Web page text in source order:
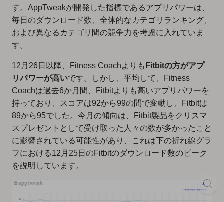
す。AppTweakが開発した指標であるアプリパワーは、
毎日のダウンロード数、全体的なカテゴリランキング、
および異なるカテゴリ間の競争力を考慮に入れていま
す。
12月26日以降、Fitness Coachよりも Fitbitの方がアプ
リパワーが高いです。しかし、平均して、Fitness
Coachは過去6か月間、Fitbitよりも高いアプリパワーを
持っており、スコアは92から99の間で変動し、Fitbitは
89から95でした。今月の傾向は、Fitbit製品をクリスマ
スプレゼントとして受け取った人々の数が多かったこと
に影響されている可能性があり、これは下の折れ線グラ
フにおける12月25日のFitbitのダウンロード数のピーク
を説明しています。